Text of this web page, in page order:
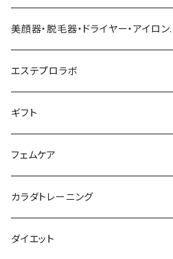
クッションファンデーション
リキッドファンデ
マスカラ／眉毛／アイシャドー
リップ／チーク
アイライナー
日焼け止め
美容液／アイクリーム
クリーム・乳液
クレンジング／洗顔
パック
ボディ＆ハンドクリーム
セット販売
ヘアシャンプー／トリートメント
つるりんちょ
ヘアケア
スタイリング剤
育毛
コーム
美顔器・脱毛器・ドライヤー・アイロ
MY TREX（マイトレックス）
KINUJO （絹女）
ヤーマン
ダイソン
リュミエリーナ
エステプロラボ
ファスティング
サプリ・ハーブティー
ギフト
【ギフトチケット】お店で使える
母の日ギフト
【ギフトチケット】オンラインサイトで使
ギフトセット
フェムケア
洗う（フェミニンウォッシュ）
保湿（オイル・ミルク）
カラダトレーニング
リラックスアイテム
ダイエット